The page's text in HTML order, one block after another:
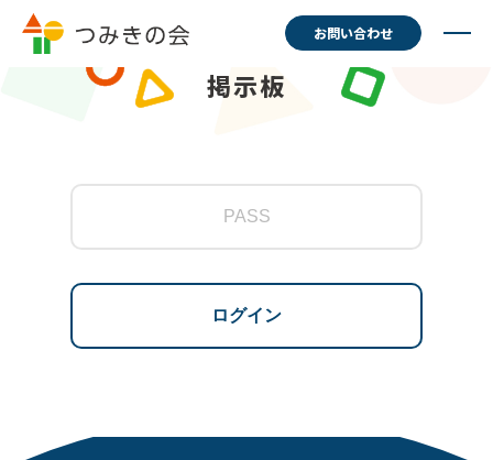
お問い合わせ
掲示板